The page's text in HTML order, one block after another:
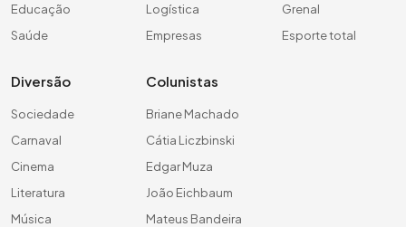
Educação
Saúde
Logística
Empresas
Grenal
Esporte total
Diversão
Sociedade
Carnaval
Cinema
Literatura
Música
Colunistas
Briane Machado
Cátia Liczbinski
Edgar Muza
João Eichbaum
Mateus Bandeira